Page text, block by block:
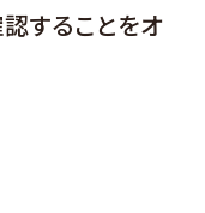
することをオ